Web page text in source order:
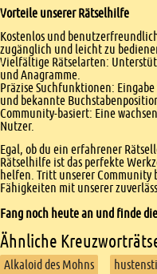
Vorteile unserer Rätselhilfe
Kostenlos und
zugänglich und leicht zu
Vielfältige Rätselarten:
und Anagramme.
Präzise Suchfunktionen:
und bekannte
Community-basiert: Eine
Nutzer.
Egal, ob du ein erfahrener
Rätselhilfe ist das perfekte
helfen. Tritt unserer Community
Fähigkeiten mit unserer
Fang noch heute an und finde
Ähnliche
Alkaloid des Mohns